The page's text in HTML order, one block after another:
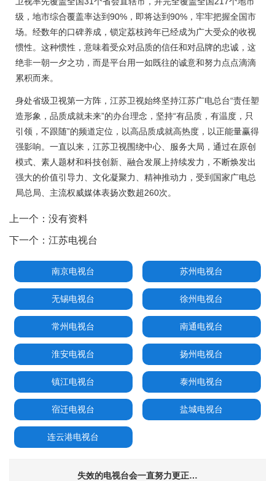
级，地市综合覆盖率达到90%，即将达到90%，牢牢把握全国市
场。经数年的口碑养成，锁定荔枝跨年已经成为广大受众的收视
惯性。这种惯性，意味着受众对品质的信任和对品牌的忠诚，这
绝非一朝一夕之功，而是平台用一如既往的诚意和努力点点滴滴
累积而来。
身处省级卫视第一方阵，江苏卫视始终坚持江苏广电总台“责任塑
造形象，品质成就未来”的办台理念，坚持“有品质，有温度，只
引领，不跟随”的频道定位，以高品质成就高热度，以正能量赢得
强影响。一直以来，江苏卫视围绕中心、服务大局，通过在原创
模式、素人题材和科技创新、融合发展上持续发力，不断焕发出
强大的价值引导力、文化凝聚力、精神推动力，受到国家广电总
局总局、主流权威媒体表扬次数超260次。
上一个： 没有资料
下一个： 江苏电视台
南京电视台 苏州电视台
无锡电视台 徐州电视台
常州电视台 南通电视台
淮安电视台 扬州电视台
镇江电视台 泰州电视台
宿迁电视台 盐城电视台
连云港电视台
失效的电视台会一直努力更正…